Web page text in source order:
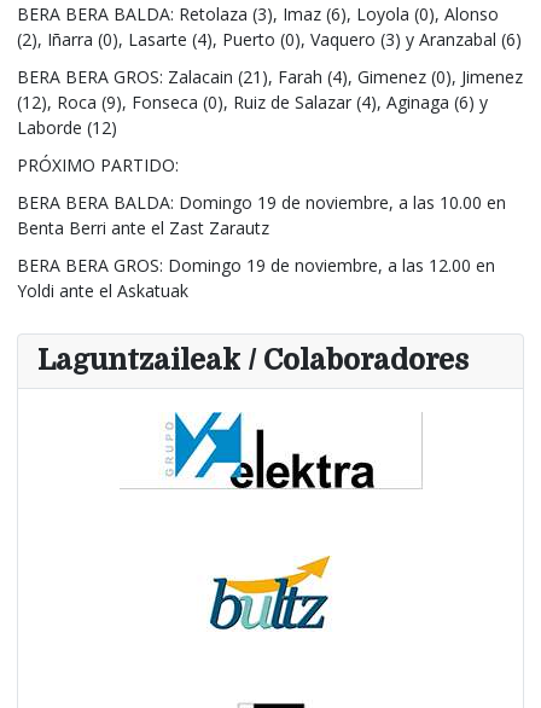
BERA BERA BALDA: Retolaza (3), Imaz (6), Loyola (0), Alonso
(2), Iñarra (0), Lasarte (4), Puerto (0), Vaquero (3) y Aranzabal (6)
BERA BERA GROS: Zalacain (21), Farah (4), Gimenez (0), Jimenez
(12), Roca (9), Fonseca (0), Ruiz de Salazar (4), Aginaga (6) y
Laborde (12)
PRÓXIMO PARTIDO:
BERA BERA BALDA: Domingo 19 de noviembre, a las 10.00 en
Benta Berri ante el Zast Zarautz
BERA BERA GROS: Domingo 19 de noviembre, a las 12.00 en
Yoldi ante el Askatuak
Laguntzaileak / Colaboradores